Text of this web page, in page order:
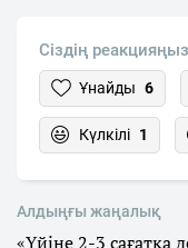
Сіздің
Ұнайды 6
Күлкілі 1
Алдыңғы жаңалық
«Үйіне 2-3 сағатқа